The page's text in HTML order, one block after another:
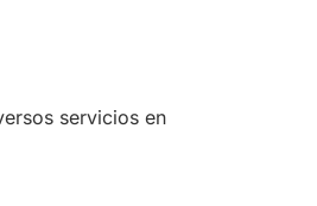
servicios en